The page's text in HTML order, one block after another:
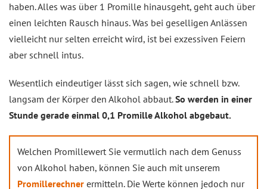
haben. Alles was über 1 Promille hinausgeht, geht auch über
einen leichten Rausch hinaus. Was bei geselligen Anlässen
vielleicht nur selten erreicht wird, ist bei exzessiven Feiern
aber schnell intus.
Wesentlich eindeutiger lässt sich sagen, wie schnell bzw.
langsam der Körper den Alkohol abbaut.So werden in einer
Stunde gerade einmal 0,1 Promille Alkohol abgebaut.
Welchen Promillewert Sie vermutlich nach dem Genuss
von Alkohol haben, können Sie auch mit unserem
Promillerechner ermitteln. Die Werte können jedoch nur